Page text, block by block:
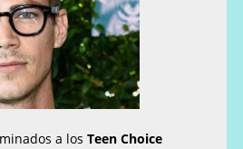
a losTeen Choice